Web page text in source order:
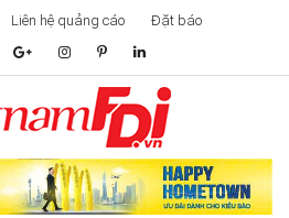
Liên hệ quảng cáo Đặt báo